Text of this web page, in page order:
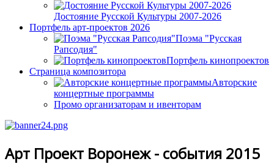
Достояние Русской Культуры 2007-2026
Портфель арт-проектов 2026
Поэма "Русская
Рапсодия"
Портфель кинопроектов
Страница композитора
Авторские
концертные программы
Промо организаторам и ивенторам
Арт Проект Воронеж - события 2015